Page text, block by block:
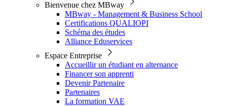
Bienvenue chez MBway
MBway - Management & Business School
Certifications QUALIOPI
Schéma des études
Alliance Eduservices
Espace Entreprise
Accueillir un étudiant en alternance
Financer son apprenti
Devenir Partenaire
Partenaires
La formation VAE